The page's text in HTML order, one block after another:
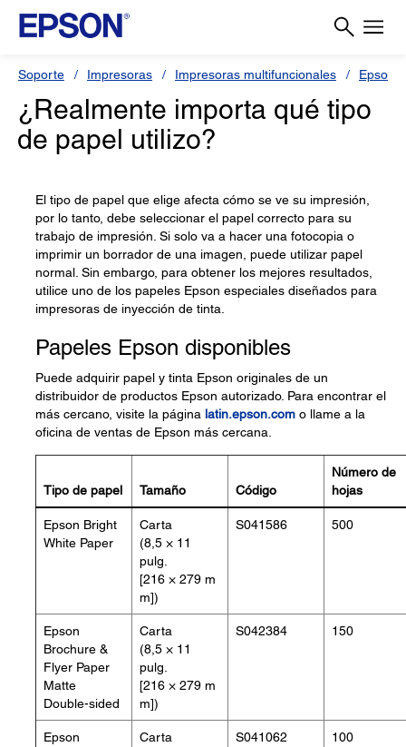
Soporte Impresoras Impresoras multifuncionales Epson
¿Realmente importa qué tipo
de papel utilizo?
El tipo de papel que elige afecta cómo se ve su impresión,
por lo tanto, debe seleccionar el papel correcto para su
trabajo de impresión. Si solo va a hacer una fotocopia o
imprimir un borrador de una imagen, puede utilizar papel
normal. Sin embargo, para obtener los mejores resultados,
utilice uno de los papeles Epson especiales diseñados para
impresoras de inyección de tinta.
Papeles Epson disponibles
Puede adquirir papel y tinta Epson originales de un
distribuidor de productos Epson autorizado. Para encontrar el
más cercano, visite la página latin.epson.com o llame a la
oficina de ventas de Epson más cercana.
Tipo de papel Tamaño Código
Número de
hojas
Epson Bright
White Paper
Carta
(8,5 × 11
pulg.
[216 × 279 m
m])
S041586 500
Epson
Brochure &
Flyer Paper
Matte
Double-sided
Carta
(8,5 × 11
pulg.
[216 × 279 m
m])
S042384 150
Epson
Carta
S041062 100